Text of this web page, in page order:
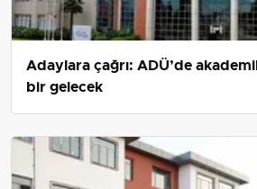
Adaylara çağrı: ADÜ’de
bir gelecek